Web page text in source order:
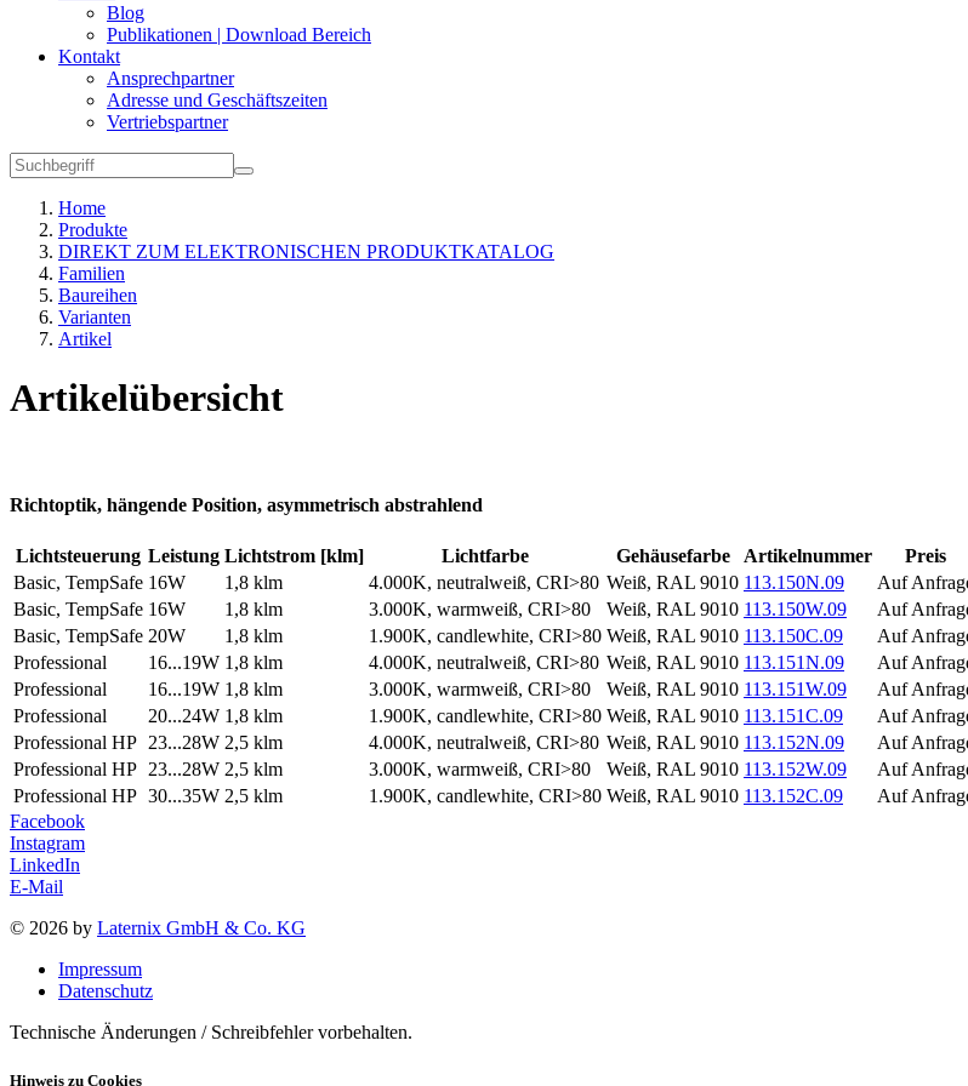
Blog
Publikationen | Download Bereich
Kontakt
Ansprechpartner
Adresse und Geschäftszeiten
Vertriebspartner
Home
Produkte
DIREKT ZUM ELEKTRONISCHEN PRODUKTKATALOG
Familien
Baureihen
Varianten
Artikel
Artikelübersicht
Richtoptik, hängende Position, asymmetrisch abstrahlend
Lichtsteuerung Leistung Lichtstrom [klm] Lichtfarbe Gehäusefarbe Artikelnummer
Preis
Basic, TempSafe 16W 1,8 klm 4.000K, neutralweiß, CRI>80 Weiß, RAL 9010 113.150N.09
Auf
Basic, TempSafe 16W 1,8 klm 3.000K, warmweiß, CRI>80 Weiß, RAL 9010 113.150W.09
Auf
Basic, TempSafe 20W 1,8 klm 1.900K, candlewhite, CRI>80 Weiß, RAL 9010 113.150C.09
Auf
Professional
16...19W 1,8 klm 4.000K, neutralweiß, CRI>80 Weiß, RAL 9010 113.151N.09
Auf
Professional
16...19W 1,8 klm 3.000K, warmweiß, CRI>80 Weiß, RAL 9010 113.151W.09
Auf
Professional
20...24W 1,8 klm 1.900K, candlewhite, CRI>80 Weiß, RAL 9010 113.151C.09
Auf
Professional HP 23...28W 2,5 klm 4.000K, neutralweiß, CRI>80 Weiß, RAL 9010 113.152N.09
Auf
Professional HP 23...28W 2,5 klm 3.000K, warmweiß, CRI>80 Weiß, RAL 9010 113.152W.09
Auf
Professional HP 30...35W 2,5 klm 1.900K, candlewhite, CRI>80 Weiß, RAL 9010 113.152C.09
Auf
Facebook
Instagram
LinkedIn
E-Mail
© 2026 by Laternix GmbH & Co. KG
Impressum
Datenschutz
Technische Änderungen / Schreibfehler vorbehalten.
Hinweis zu Cookies